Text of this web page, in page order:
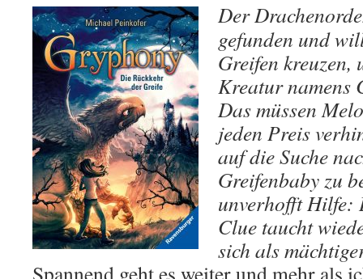
Der
gefunden und
Greifen kreuzen,
Kreatur namens
Das müssen
jeden Preis
auf die Suche
Greifenbaby zu
unverhofft Hilfe:
Clue taucht
sich als
Spannend geht es weiter und mehr als